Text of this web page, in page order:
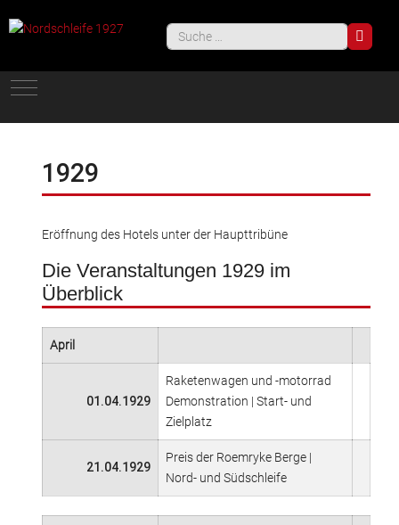
Mobile Menu Toggle
1929
Eröffnung des Hotels unter der Haupttribüne
Die Veranstaltungen 1929 im
Überblick
April
01.04.1929
Raketenwagen und -motorrad
Demonstration | Start- und
Zielplatz
21.04.1929
Preis der Roemryke Berge |
Nord- und Südschleife